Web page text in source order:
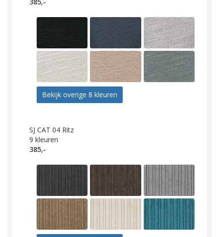
Bekijk overige 8 kleuren
SJ CAT 04 Ritz
9 kleuren
385,-